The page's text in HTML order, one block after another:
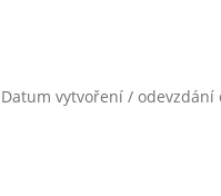
Datum vytvoření /